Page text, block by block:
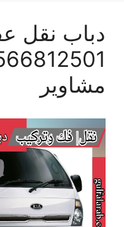
دباب نقل
مشاوير